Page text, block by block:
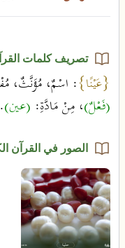
تصريف كلمات
{عَيْنًا}: اسْمٌ، مُؤَنَّثٌ،
(فَعْلٌ)، مِنْ مَادَّةِ: (عين).
الصور في القرآن